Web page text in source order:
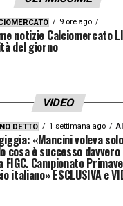
morbidi o
sono la
penetrando
l’aderenza
efficace.
invece,
numero
e 14: si tratta in
9 ore ago
notizie Calciomercato
del giorno
VIDEO
DETTO 1 settimana ago
«Mancini voleva
cosa è successo
FIGC. Campionato
italiano» ESCLUSIVA e